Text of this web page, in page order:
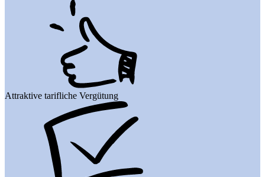
Attraktive tarifliche Vergütung